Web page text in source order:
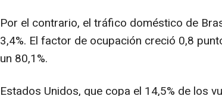
Por el contrario, el tráfico doméstico de
3,4%. El factor de ocupación creció 0,8
un 80,1%.
Estados Unidos, que copa el 14,5% de los